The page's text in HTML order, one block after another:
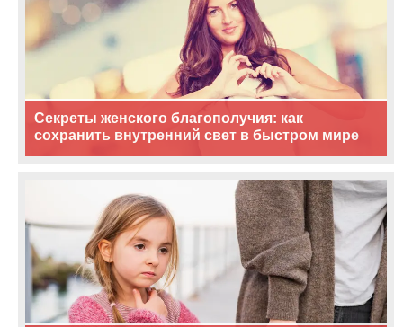
Секреты женского благополучия: как
сохранить внутренний свет в быстром мире